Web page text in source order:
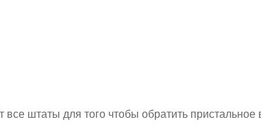
штаты для того чтобы обратить пристальное